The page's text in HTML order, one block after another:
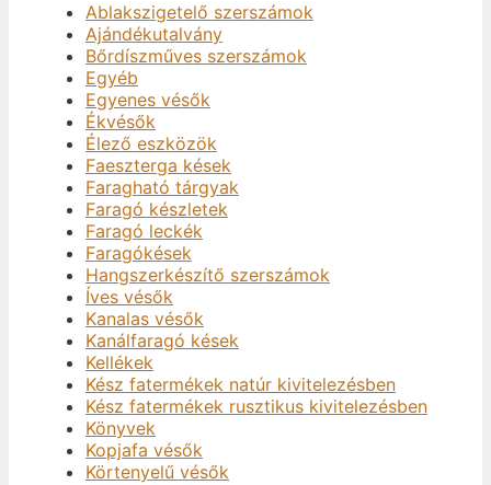
Ablakszigetelő szerszámok
Ajándékutalvány
Bőrdíszműves szerszámok
Egyéb
Egyenes vésők
Ékvésők
Élező eszközök
Faeszterga kések
Faragható tárgyak
Faragó készletek
Faragó leckék
Faragókések
Hangszerkészítő szerszámok
Íves vésők
Kanalas vésők
Kanálfaragó kések
Kellékek
Kész fatermékek natúr kivitelezésben
Kész fatermékek rusztikus kivitelezésben
Könyvek
Kopjafa vésők
Körtenyelű vésők